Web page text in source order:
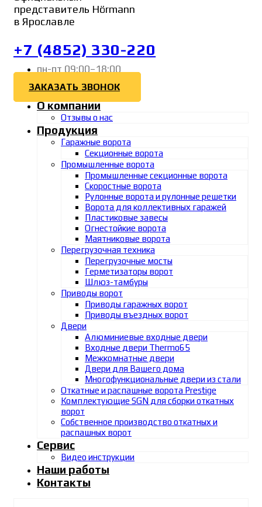
представитель Hörmann
в Ярославле
+7 (4852) 330-220
пн-пт 09:00–18:00
ЗАКАЗАТЬ ЗВОНОК
О компании
Отзывы о нас
Продукция
Гаражные ворота
Секционные ворота
Промышленные ворота
Промышленные секционные ворота
Скоростные ворота
Рулонные ворота и рулонные решетки
Ворота для коллективных гаражей
Пластиковые завесы
Огнестойкие ворота
Маятниковые ворота
Перегрузочная техника
Перегрузочные мосты
Герметизаторы ворот
Шлюз-тамбуры
Приводы ворот
Приводы гаражных ворот
Приводы въездных ворот
Двери
Алюминиевые входные двери
Входные двери Thermo65
Межкомнатные двери
Двери для Вашего дома
Многофункциональные двери из стали
Откатные и распашные ворота Prestige
Комплектующие SGN для сборки откатных
ворот
Собственное производство откатных и
распашных ворот
Сервис
Видео инструкции
Наши работы
Контакты